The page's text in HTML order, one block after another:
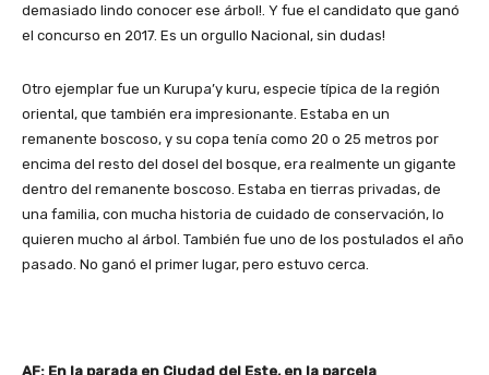
demasiado lindo conocer ese árbol!. Y fue el candidato que ganó
el concurso en 2017. Es un orgullo Nacional, sin dudas!
Otro ejemplar fue un Kurupa’y kuru, especie típica de la región
oriental, que también era impresionante. Estaba en un
remanente boscoso, y su copa tenía como 20 o 25 metros por
encima del resto del dosel del bosque, era realmente un gigante
dentro del remanente boscoso. Estaba en tierras privadas, de
una familia, con mucha historia de cuidado de conservación, lo
quieren mucho al árbol. También fue uno de los postulados el año
pasado. No ganó el primer lugar, pero estuvo cerca.
AF: En la parada en Ciudad del Este, en la parcela